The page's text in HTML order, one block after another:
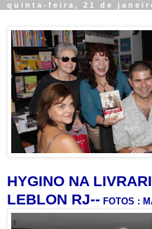
quinta-feira, 21 de
HYGINO NA
LEBLON RJ-- FOTOS :